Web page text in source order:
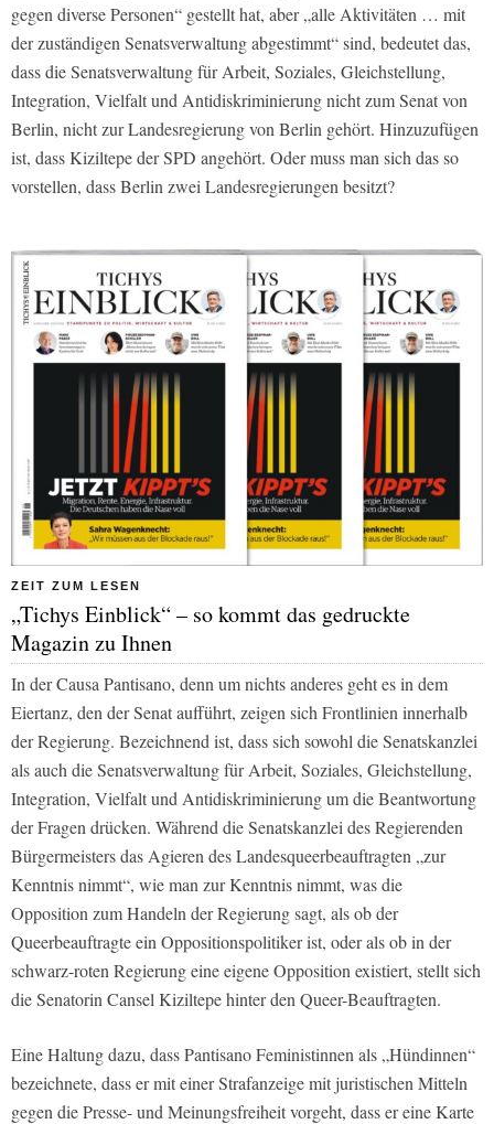
gegen diverse Personen“ gestellt hat, aber „alle Aktivitäten … mit
der zuständigen Senatsverwaltung abgestimmt“ sind, bedeutet das,
dass die Senatsverwaltung für Arbeit, Soziales, Gleichstellung,
Integration, Vielfalt und Antidiskriminierung nicht zum Senat von
Berlin, nicht zur Landesregierung von Berlin gehört. Hinzuzufügen
ist, dass Kiziltepe der SPD angehört. Oder muss man sich das so
vorstellen, dass Berlin zwei Landesregierungen besitzt?
ZEIT ZUM LESEN
„Tichys Einblick“ – so kommt das gedruckte
Magazin zu Ihnen
In der Causa Pantisano, denn um nichts anderes geht es in dem
Eiertanz, den der Senat aufführt, zeigen sich Frontlinien innerhalb
der Regierung. Bezeichnend ist, dass sich sowohl die Senatskanzlei
als auch die Senatsverwaltung für Arbeit, Soziales, Gleichstellung,
Integration, Vielfalt und Antidiskriminierung um die Beantwortung
der Fragen drücken. Während die Senatskanzlei des Regierenden
Bürgermeisters das Agieren des Landesqueerbeauftragten „zur
Kenntnis nimmt“, wie man zur Kenntnis nimmt, was die
Opposition zum Handeln der Regierung sagt, als ob der
Queerbeauftragte ein Oppositionspolitiker ist, oder als ob in der
schwarz-roten Regierung eine eigene Opposition existiert, stellt sich
die Senatorin Cansel Kiziltepe hinter den Queer-Beauftragten.
Eine Haltung dazu, dass Pantisano Feministinnen als „Hündinnen“
bezeichnete, dass er mit einer Strafanzeige mit juristischen Mitteln
gegen die Presse- und Meinungsfreiheit vorgeht, dass er eine Karte